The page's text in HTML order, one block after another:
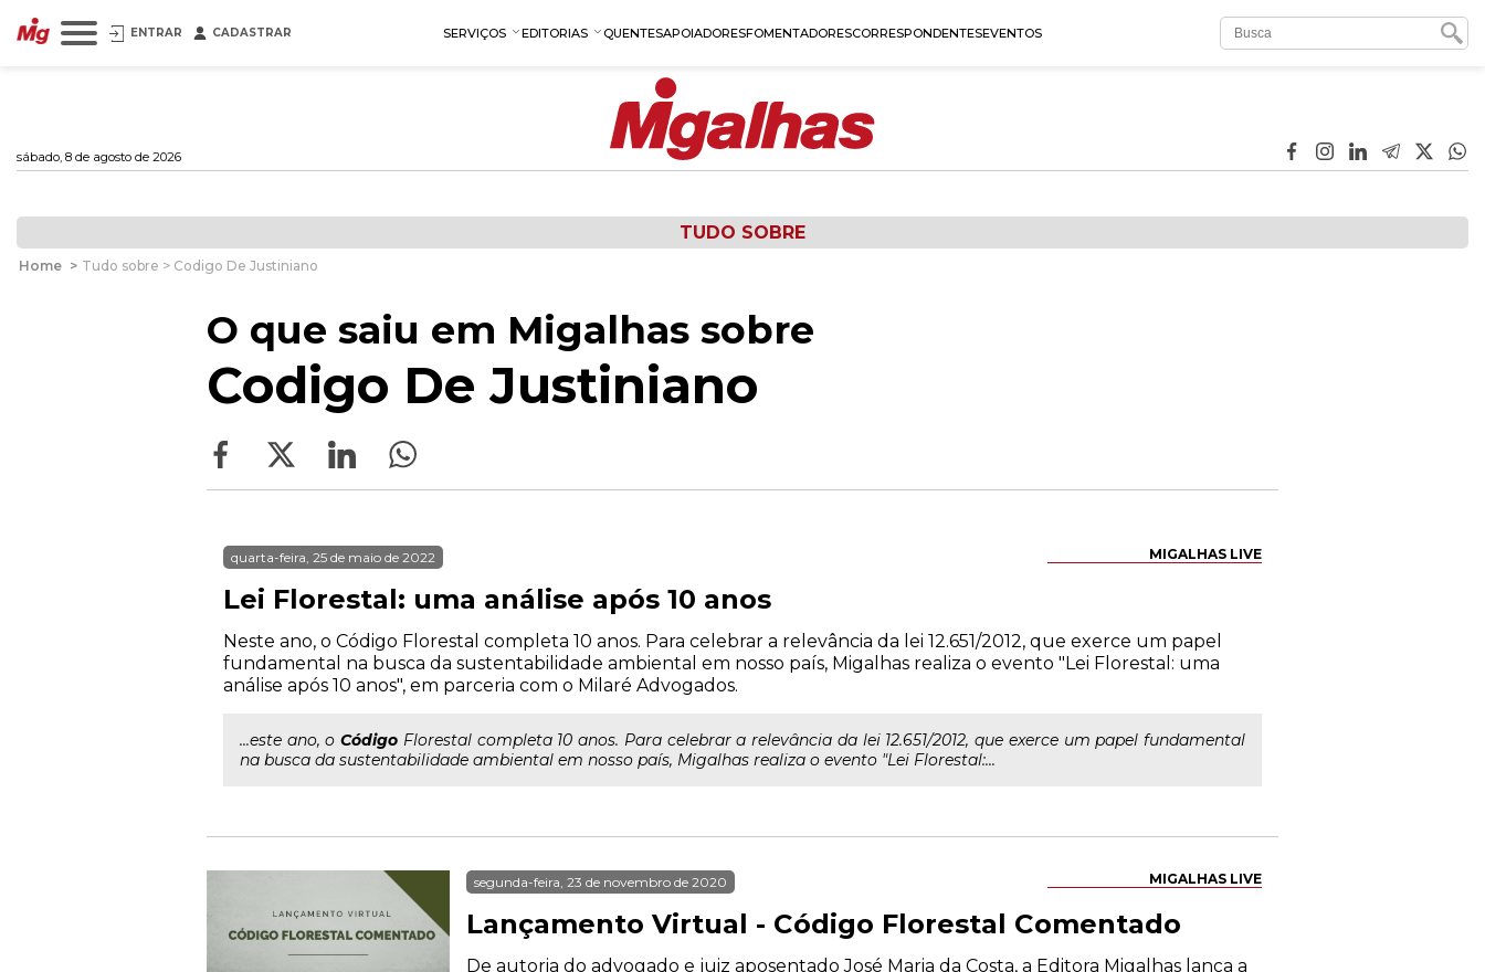
ENTRAR CADASTRAR SERVIÇOS EDITORIAS QUENTESAPOIADORESFOMENTADORESCORRESPONDENTESEVENTOS
sábado, 8 de agosto de 2026
TUDO SOBRE
Home > Tudo sobre > Codigo De Justiniano
O que saiu em Migalhas sobre
Codigo De Justiniano
MIGALHAS LIVE
quarta-feira, 25 de maio de 2022
Lei Florestal: uma análise após 10 anos
Neste ano, o Código Florestal completa 10 anos. Para celebrar a relevância da lei 12.651/2012, que exerce um papel
fundamental na busca da sustentabilidade ambiental em nosso país, Migalhas realiza o evento "Lei Florestal: uma
análise após 10 anos", em parceria com o Milaré Advogados.
...este ano, oCódigo Florestal completa 10 anos. Para celebrar a relevância da lei 12.651/2012, que exerce um papel fundamental
na busca da sustentabilidade ambiental em nosso país, Migalhas realiza o evento "Lei Florestal:...
MIGALHAS LIVE
segunda-feira, 23 de novembro de 2020
Lançamento Virtual - Código Florestal Comentado
De autoria do advogado e juiz aposentado José Maria da Costa, a Editora Migalhas lança a